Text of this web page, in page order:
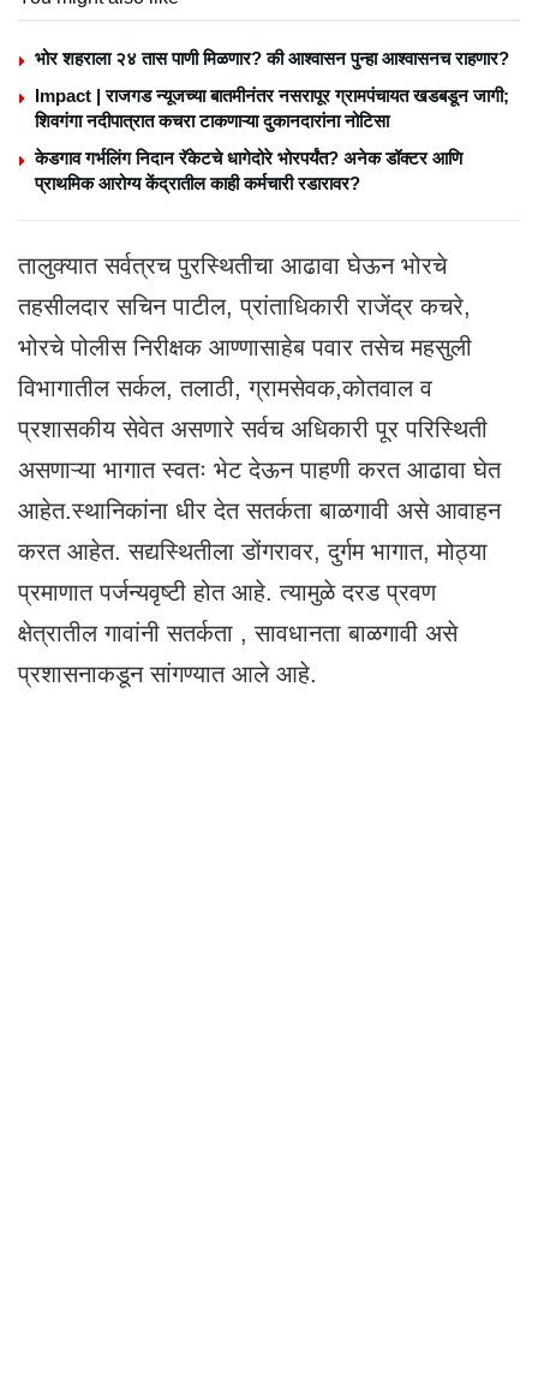
भोर शहराला २४ तास पाणी मिळणार? की आश्वासन पुन्हा आश्वासनच राहणार?
Impact | राजगड न्यूजच्या बातमीनंतर नसरापूर ग्रामपंचायत खडबडून जागी;
शिवगंगा नदीपात्रात कचरा टाकणाऱ्या दुकानदारांना नोटिसा
केडगाव गर्भलिंग निदान रॅकेटचे धागेदोरे भोरपर्यंत? अनेक डॉक्टर आणि
प्राथमिक आरोग्य केंद्रातील काही कर्मचारी रडारावर?
तालुक्यात सर्वत्रच पुरस्थितीचा आढावा घेऊन भोरचे
तहसीलदार सचिन पाटील, प्रांताधिकारी राजेंद्र कचरे,
भोरचे पोलीस निरीक्षक आण्णासाहेब पवार तसेच महसुली
विभागातील सर्कल, तलाठी, ग्रामसेवक,कोतवाल व
प्रशासकीय सेवेत असणारे सर्वच अधिकारी पूर परिस्थिती
असणाऱ्या भागात स्वतः भेट देऊन पाहणी करत आढावा घेत
आहेत.स्थानिकांना धीर देत सतर्कता बाळगावी असे आवाहन
करत आहेत. सद्यस्थितीला डोंगरावर, दुर्गम भागात, मोठ्या
प्रमाणात पर्जन्यवृष्टी होत आहे. त्यामुळे दरड प्रवण
क्षेत्रातील गावांनी सतर्कता , सावधानता बाळगावी असे
प्रशासनाकडून सांगण्यात आले आहे.